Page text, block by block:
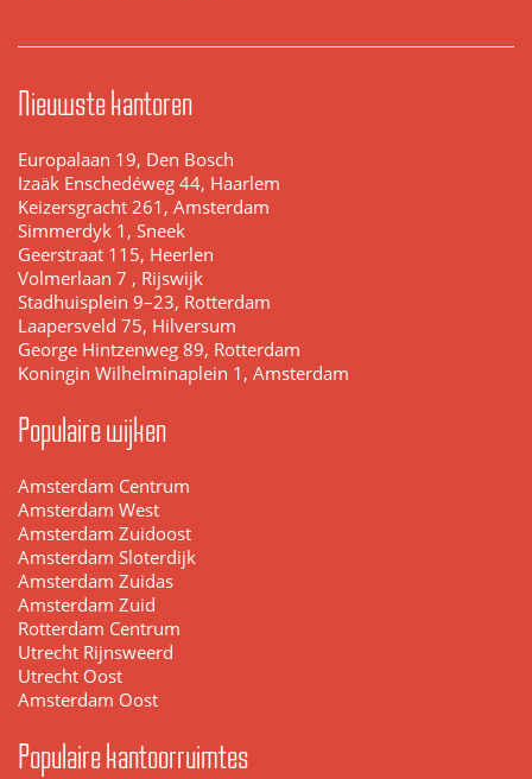
Nieuwste kantoren
Europalaan 19, Den Bosch
Izaäk Enschedéweg 44, Haarlem
Keizersgracht 261, Amsterdam
Simmerdyk 1, Sneek
Geerstraat 115, Heerlen
Volmerlaan 7 , Rijswijk
Stadhuisplein 9–23, Rotterdam
Laapersveld 75, Hilversum
George Hintzenweg 89, Rotterdam
Koningin Wilhelminaplein 1, Amsterdam
Populaire wijken
Amsterdam Centrum
Amsterdam West
Amsterdam Zuidoost
Amsterdam Sloterdijk
Amsterdam Zuidas
Amsterdam Zuid
Rotterdam Centrum
Utrecht Rijnsweerd
Utrecht Oost
Amsterdam Oost
Populaire kantoorruimtes